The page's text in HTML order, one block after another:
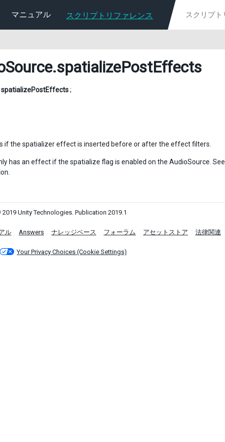
マニュアル スクリプトリファレンス
.spatializePostEffects
spatializePostEffects;
if the spatializer effect is inserted before or after the effect filters.
has an effect if the spatialize flag is enabled on the AudioSource. See
Unity Technologies. Publication 2019.1
ル Answers ナレッジベース フォーラム アセットストア 法律関連
Your Privacy Choices (Cookie Settings)